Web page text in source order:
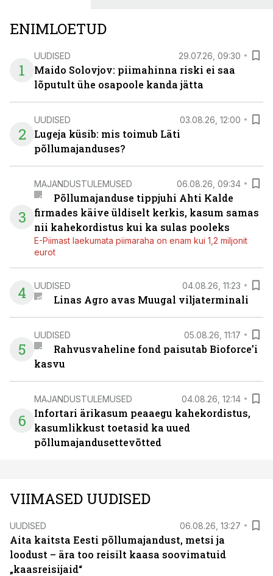
ENIMLOETUD
1
UUDISED 29.07.26, 09:30
Maido Solovjov: piimahinna riski ei saa
lõputult ühe osapoole kanda jätta
2
UUDISED 03.08.26, 12:00
Lugeja küsib: mis toimub Läti
põllumajanduses?
3
MAJANDUSTULEMUSED 06.08.26, 09:34
Põllumajanduse tippjuhi Ahti Kalde
firmades käive üldiselt kerkis, kasum samas
nii kahekordistus kui ka sulas pooleks
E-Piimast laekumata piimaraha on enam kui 1,2 miljonit
eurot
4 UUDISED 04.08.26, 11:23
Linas Agro avas Muugal viljaterminali
5
UUDISED 05.08.26, 11:17
Rahvusvaheline fond paisutab Bioforce’i
kasvu
6
MAJANDUSTULEMUSED 04.08.26, 12:14
Infortari ärikasum peaaegu kahekordistus,
kasumlikkust toetasid ka uued
põllumajandusettevõtted
VIIMASED UUDISED
UUDISED 06.08.26, 13:27
Aita kaitsta Eesti põllumajandust, metsi ja
loodust – ära too reisilt kaasa soovimatuid
„kaasreisijaid“